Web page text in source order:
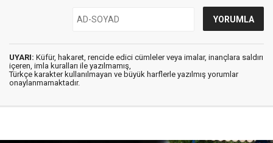
UYARI: Küfür, hakaret, rencide edici cümleler veya imalar, inançlara saldırı
içeren, imla kuralları ile yazılmamış,
Türkçe karakter kullanılmayan ve büyük harflerle yazılmış yorumlar
onaylanmamaktadır.